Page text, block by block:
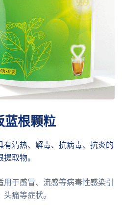
根颗粒
清热、解毒、抗病毒、抗炎的
取物。
于感冒、流感等病毒性感染引
痛等症状。